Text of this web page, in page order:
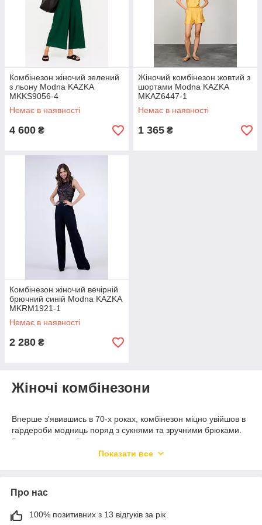
Комбінезон жіночий зелений
з льону Modna KAZKA
MKKS9056-4
Немає в наявності
4 600 ₴
Жіночий комбінезон жовтий з
шортами Modna KAZKA
MKAZ6447-1
Немає в наявності
1 365 ₴
Комбінезон жіночий вечірній
брючний синій Modna KAZKA
MKRM1921-1
Немає в наявності
2 280 ₴
Жіночі комбінезони
Вперше з'явившись в 70-х роках, комбінезон міцно увійшов в
гардероби модниць поряд з сукнями та зручними брюками.
Зараз жіночі комбінезони можна носити не тільки як
повсякденний одяг, але як вечірній та святкове вбрання.
як стильні сумки та елегантні прикраси. Модний жіночий
випадку. Зручна і елегантна, він дозволить вам бути в центрі
Показати все
Про нас
100% позитивних з 13 відгуків за рік